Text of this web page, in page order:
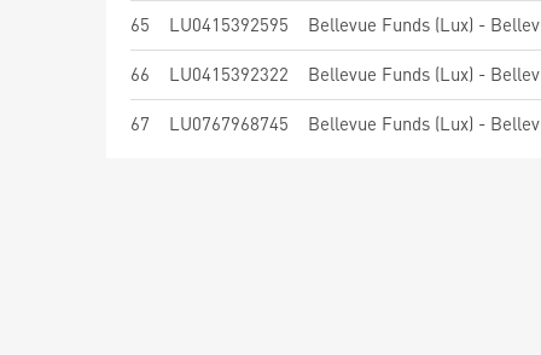
65 LU0415392595
66 LU0415392322
67 LU0767968745